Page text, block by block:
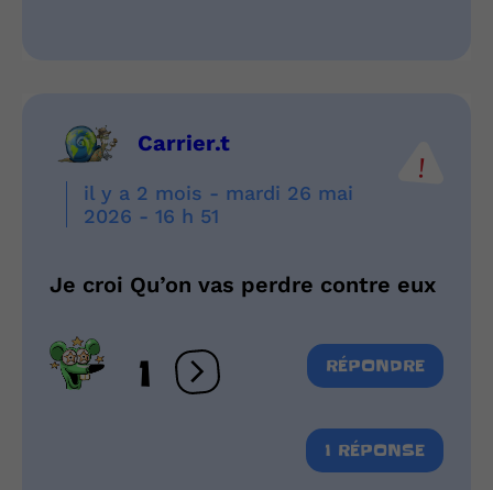
Carrier.t
il y a 2 mois - mardi 26 mai
2026 - 16 h 51
Je croi Qu’on vas perdre contre eux
1 Ouvrir les réactions
RÉPONDRE
1 RÉPONSE